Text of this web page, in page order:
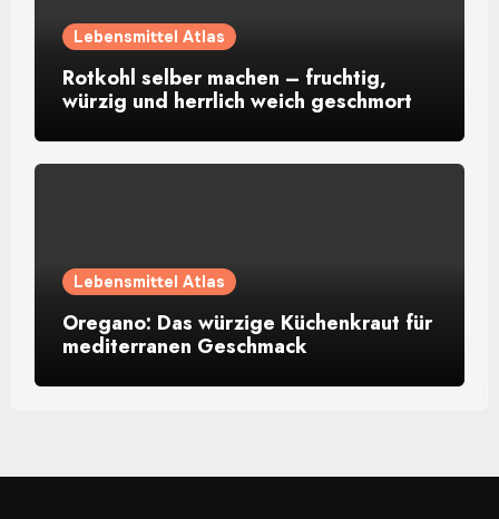
Lebensmittel Atlas
Rotkohl selber machen – fruchtig,
würzig und herrlich weich geschmort
Lebensmittel Atlas
Oregano: Das würzige Küchenkraut für
mediterranen Geschmack